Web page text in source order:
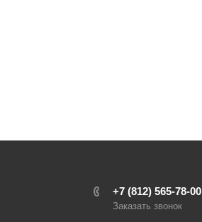
+7 (812) 565-78-00
Заказать звонок